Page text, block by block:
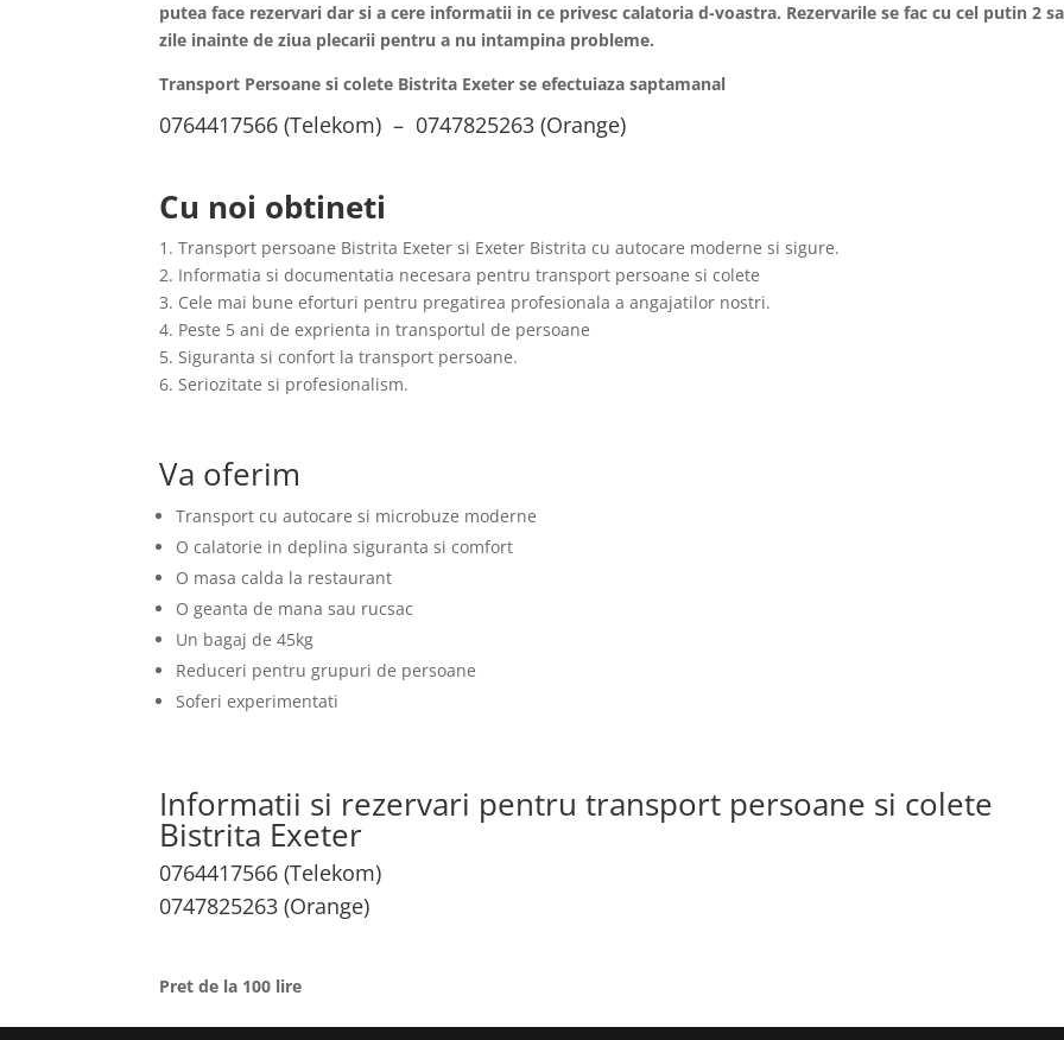
putea face rezervari dar si a cere informatii in ce privesc calatoria d-voastra. Rezervarile se fac cu cel putin 2
zile inainte de ziua plecarii pentru a nu intampina probleme.
Transport Persoane si colete Bistrita Exeter se efectuiaza saptamanal
0764417566 (Telekom) – 0747825263 (Orange)
Cu noi obtineti
1. Transport persoane Bistrita Exeter si Exeter Bistrita cu autocare moderne si sigure.
2. Informatia si documentatia necesara pentru transport persoane si colete
3. Cele mai bune eforturi pentru pregatirea profesionala a angajatilor nostri.
4. Peste 5 ani de exprienta in transportul de persoane
5. Siguranta si confort la transport persoane.
6. Seriozitate si profesionalism.
Va oferim
Transport cu autocare si microbuze moderne
O calatorie in deplina siguranta si comfort
O masa calda la restaurant
O geanta de mana sau rucsac
Un bagaj de 45kg
Reduceri pentru grupuri de persoane
Soferi experimentati
Informatii si rezervari pentru transport persoane si colete
Bistrita Exeter
0764417566 (Telekom)
0747825263 (Orange)
Pret de la 100 lire